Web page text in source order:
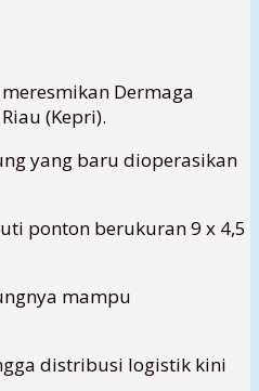
meresmikan Dermaga
(Kepri).
yang baru dioperasikan
ponton berukuran 9 x 4,5
mampu
distribusi logistik kini